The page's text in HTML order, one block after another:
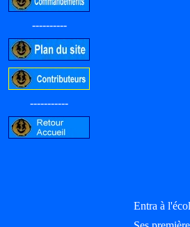
----------
-----------
Entra à